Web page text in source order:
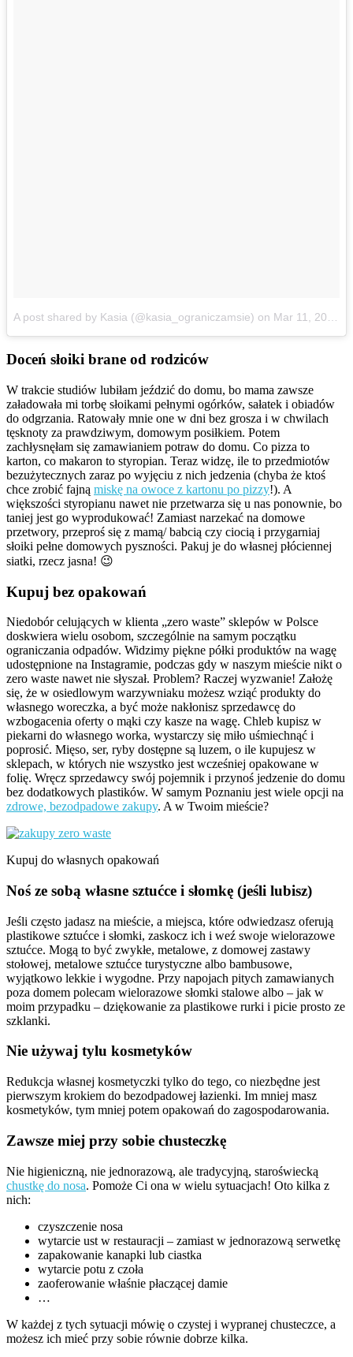
A post shared by Kasia (@kasia_ograniczamsie) on Mar 11, 2017 at 5:44am PST
Doceń słoiki brane od rodziców
W trakcie studiów lubiłam jeździć do domu, bo mama zawsze
załadowała mi torbę słoikami pełnymi ogórków, sałatek i obiadów
do odgrzania. Ratowały mnie one w dni bez grosza i w chwilach
tęsknoty za prawdziwym, domowym posiłkiem. Potem
zachłysnęłam się zamawianiem potraw do domu. Co pizza to
karton, co makaron to styropian. Teraz widzę, ile to przedmiotów
bezużytecznych zaraz po wyjęciu z nich jedzenia (chyba że ktoś
chce zrobić fajną miskę na owoce z kartonu po pizzy!). A
większości styropianu nawet nie przetwarza się u nas ponownie, bo
taniej jest go wyprodukować! Zamiast narzekać na domowe
przetwory, przeproś się z mamą/ babcią czy ciocią i przygarniaj
słoiki pełne domowych pyszności. Pakuj je do własnej płóciennej
siatki, rzecz jasna! 😉
Kupuj bez opakowań
Niedobór celujących w klienta „zero waste” sklepów w Polsce
doskwiera wielu osobom, szczególnie na samym początku
ograniczania odpadów. Widzimy piękne półki produktów na wagę
udostępnione na Instagramie, podczas gdy w naszym mieście nikt o
zero waste nawet nie słyszał. Problem? Raczej wyzwanie! Założę
się, że w osiedlowym warzywniaku możesz wziąć produkty do
własnego woreczka, a być może nakłonisz sprzedawcę do
wzbogacenia oferty o mąki czy kasze na wagę. Chleb kupisz w
piekarni do własnego worka, wystarczy się miło uśmiechnąć i
poprosić. Mięso, ser, ryby dostępne są luzem, o ile kupujesz w
sklepach, w których nie wszystko jest wcześniej opakowane w
folię. Wręcz sprzedawcy swój pojemnik i przynoś jedzenie do domu
bez dodatkowych plastików. W samym Poznaniu jest wiele opcji na
zdrowe, bezodpadowe zakupy. A w Twoim mieście?
Kupuj do własnych opakowań
Noś ze sobą własne sztućce i słomkę (jeśli lubisz)
Jeśli często jadasz na mieście, a miejsca, które odwiedzasz oferują
plastikowe sztućce i słomki, zaskocz ich i weź swoje wielorazowe
sztućce. Mogą to być zwykłe, metalowe, z domowej zastawy
stołowej, metalowe sztućce turystyczne albo bambusowe,
wyjątkowo lekkie i wygodne. Przy napojach pitych zamawianych
poza domem polecam wielorazowe słomki stalowe albo – jak w
moim przypadku – dziękowanie za plastikowe rurki i picie prosto ze
szklanki.
Nie używaj tylu kosmetyków
Redukcja własnej kosmetyczki tylko do tego, co niezbędne jest
pierwszym krokiem do bezodpadowej łazienki. Im mniej masz
kosmetyków, tym mniej potem opakowań do zagospodarowania.
Zawsze miej przy sobie chusteczkę
Nie higieniczną, nie jednorazową, ale tradycyjną, staroświecką
chustkę do nosa. Pomoże Ci ona w wielu sytuacjach! Oto kilka z
nich:
czyszczenie nosa
wytarcie ust w restauracji – zamiast w jednorazową serwetkę
zapakowanie kanapki lub ciastka
wytarcie potu z czoła
zaoferowanie właśnie płaczącej damie
…
W każdej z tych sytuacji mówię o czystej i wypranej chusteczce, a
możesz ich mieć przy sobie równie dobrze kilka.